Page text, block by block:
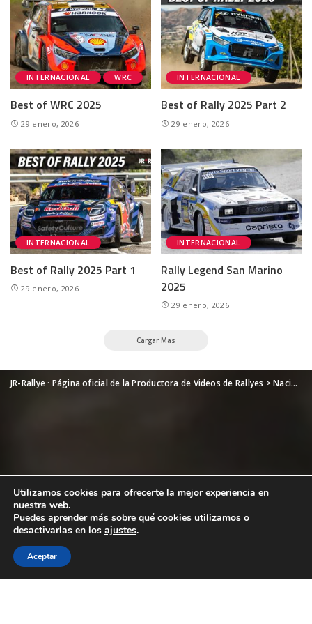
INTERNACIONAL WRC
Best of WRC 2025
29 enero, 2026
INTERNACIONAL
Best of Rally 2025 Part 2
29 enero, 2026
INTERNACIONAL
Best of Rally 2025 Part 1
29 enero, 2026
INTERNACIONAL
Rally Legend San Marino
2025
29 enero, 2026
Cargar Mas
JR-Rallye · Página oficial de la Productora de Videos de Rallyes >Nacional
Utilizamos cookies para ofrecerte la mejor experiencia en
nuestra web.
Puedes aprender más sobre qué cookies utilizamos o
desactivarlas en los ajustes.
Aceptar